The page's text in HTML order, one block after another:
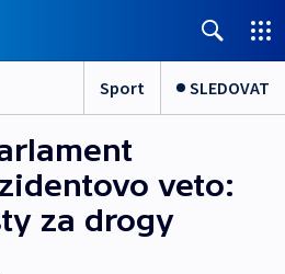
Sport SLEDOVAT
veto:
za drogy